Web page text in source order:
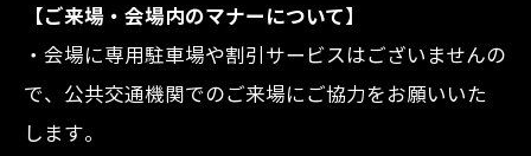
【ご来場・会場内のマナーについて】
・会場に専用駐車場や割引サービスはございませんの
で、公共交通機関でのご来場にご協力をお願いいた
します。